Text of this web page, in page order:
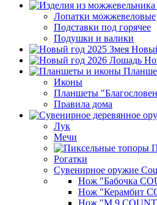
Лопатки можжевеловые
Подставки под горячее
Подушки и валики
Иконы
Планшеты
Правила дома
Лук
Мечи
Рогатки
Сувенирное оружие
Нож "Бабочка
Нож "Керамбит
Нож "М 9